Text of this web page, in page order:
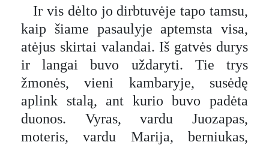
Ir vis dėlto jo dirbtuvėje tapo tamsu,
kaip šiame pasaulyje aptemsta visa,
atėjus skirtai valandai. Iš gatvės durys
ir langai buvo uždaryti. Tie trys
žmonės, vieni kambaryje, susėdę
aplink stalą, ant kurio buvo padėta
duonos. Vyras, vardu Juozapas,
moteris, vardu Marija, berniukas,